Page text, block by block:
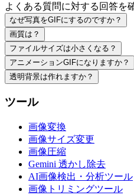
よくある質問に対する回答を
なぜ写真をGIFにするのですか？
画質は？
ファイルサイズは小さくなる？
アニメーションGIFになりますか？
透明背景は作れますか？
ツール
画像変換
画像サイズ変更
画像圧縮
Gemini 透かし除去
AI画像検出・分析ツール
画像トリミングツール